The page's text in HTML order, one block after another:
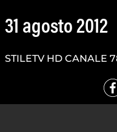
31 agosto 2012
STILETV HD CANALE